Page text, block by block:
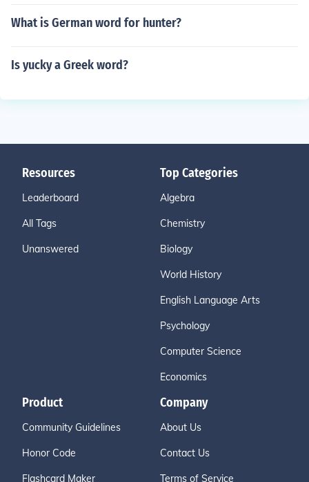
What is German word for hunter?
Is yucky a Greek word?
Resources
Leaderboard
All Tags
Unanswered
Top Categories
Algebra
Chemistry
Biology
World History
English Language Arts
Psychology
Computer Science
Economics
Product
Community Guidelines
Honor Code
Flashcard Maker
Company
About Us
Contact Us
Terms of Service